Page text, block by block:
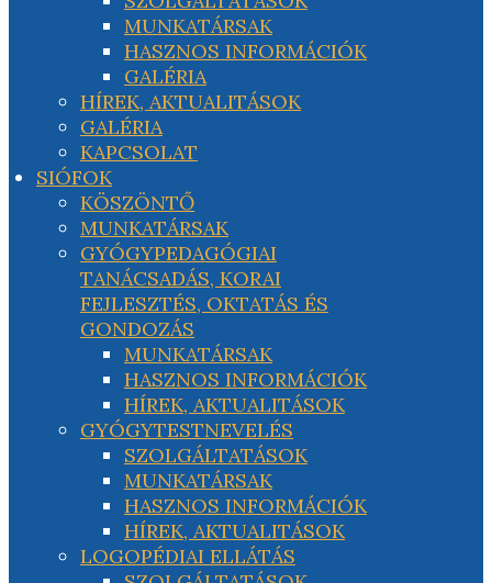
MUNKATÁRSAK
HASZNOS INFORMÁCIÓK
GALÉRIA
HÍREK, AKTUALITÁSOK
GALÉRIA
KAPCSOLAT
SIÓFOK
KÖSZÖNTŐ
MUNKATÁRSAK
GYÓGYPEDAGÓGIAI
TANÁCSADÁS, KORAI
FEJLESZTÉS, OKTATÁS ÉS
GONDOZÁS
MUNKATÁRSAK
HASZNOS INFORMÁCIÓK
HÍREK, AKTUALITÁSOK
GYÓGYTESTNEVELÉS
SZOLGÁLTATÁSOK
MUNKATÁRSAK
HASZNOS INFORMÁCIÓK
HÍREK, AKTUALITÁSOK
LOGOPÉDIAI ELLÁTÁS